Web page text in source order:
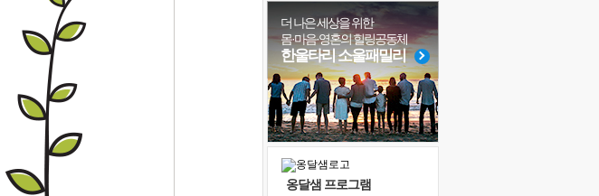
'말 타는 법'을 먼저
졸업식 사진을 보며
극심한 변비, 어깨결림, 수면 장애
아픈 아버지를 위한 공간 설계
슬럼프
보고 싶은 어머니
유년 시절의 부산 영도 바다
못된 꼰대들
너무 황홀한 꽃들이여!
#도움
#계획
#사람
#위기
#링컨학교
#힐링
#친구
#다짐
#독서캠프
#선택
#비전캠프
#바이러스
더 나은 세상을 위한
몸·마음·영혼의 힐링공동체
한울타리 소울패밀리
옹달샘 프로그램